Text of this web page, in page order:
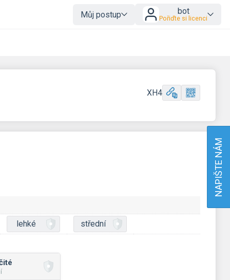
Můj postup bot
Pořiďte si licenci
XH4
lehké střední
NAPIŠTE NÁM